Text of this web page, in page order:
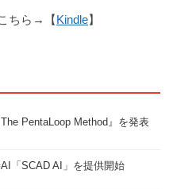
ちら→【Kindle】
PentaLoop Method』を発表
「SCAD AI」を提供開始